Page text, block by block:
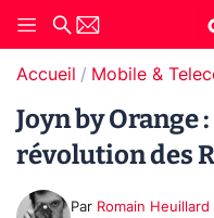
Accueil Mobile &
Joyn by Orange
révolution des
Par Romain Heuillard